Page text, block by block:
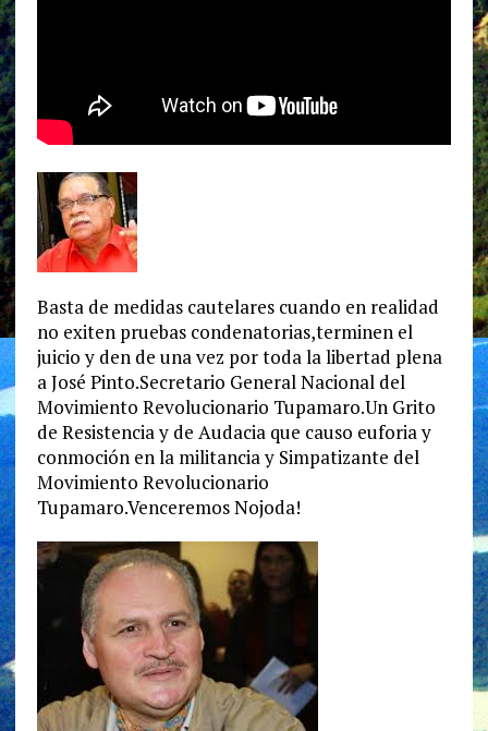
Basta de medidas cautelares cuando en realidad
no exiten pruebas condenatorias,terminen el
juicio y den de una vez por toda la libertad plena
a José Pinto.Secretario General Nacional del
Movimiento Revolucionario Tupamaro.Un Grito
de Resistencia y de Audacia que causo euforia y
conmoción en la militancia y Simpatizante del
Movimiento Revolucionario
Tupamaro.Venceremos Nojoda!